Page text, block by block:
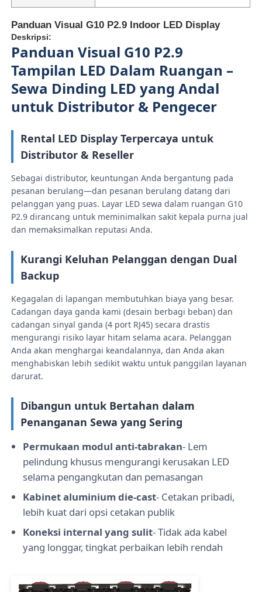
Video
Pertunjukan VR
Tentang Kami
Kontrol kualitas
Hubungi Kami
Berita
Kasus
Panduan Visual G10 P2.9 Indoor LED Display
Deskripsi:
Panduan Visual G10 P2.9
Tampilan LED Dalam Ruangan –
Sewa Dinding LED yang Andal
untuk Distributor & Pengecer
Rental LED Display Terpercaya untuk
Distributor & Reseller
Sebagai distributor, keuntungan Anda bergantung pada
pesanan berulang—dan pesanan berulang datang dari
pelanggan yang puas. Layar LED sewa dalam ruangan G10
P2.9 dirancang untuk meminimalkan sakit kepala purna jual
dan memaksimalkan reputasi Anda.
Kurangi Keluhan Pelanggan dengan Dual
Backup
Kegagalan di lapangan membutuhkan biaya yang besar.
Cadangan daya ganda kami (desain berbagi beban) dan
cadangan sinyal ganda (4 port RJ45) secara drastis
mengurangi risiko layar hitam selama acara. Pelanggan
Anda akan menghargai keandalannya, dan Anda akan
menghabiskan lebih sedikit waktu untuk panggilan layanan
darurat.
Dibangun untuk Bertahan dalam
Penanganan Sewa yang Sering
Permukaan modul anti-tabrakan- Lem
pelindung khusus mengurangi kerusakan LED
selama pengangkutan dan pemasangan
Kabinet aluminium die-cast- Cetakan pribadi,
lebih kuat dari opsi cetakan publik
Koneksi internal yang sulit- Tidak ada kabel
yang longgar, tingkat perbaikan lebih rendah